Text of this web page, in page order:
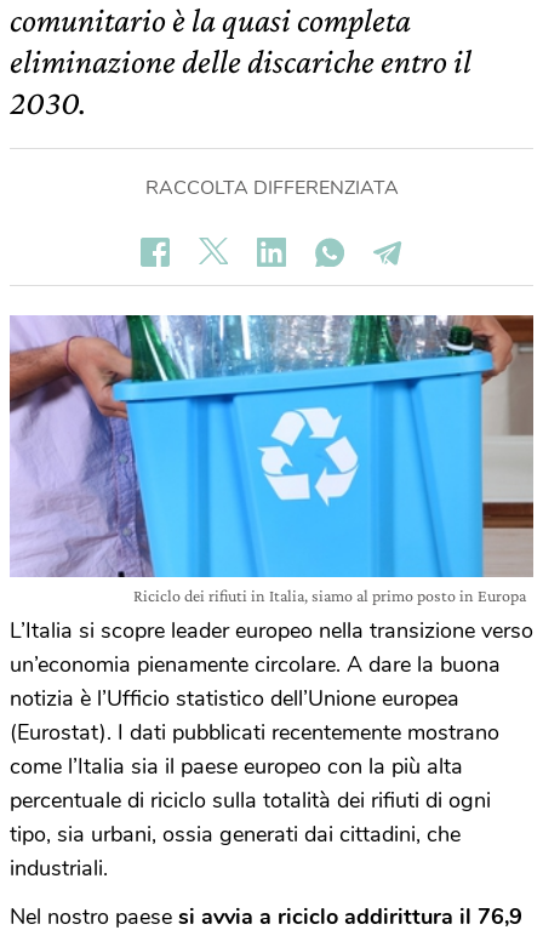
comunitario è la quasi completa
eliminazione delle discariche entro il
2030.
RACCOLTA DIFFERENZIATA
Riciclo dei rifiuti in Italia, siamo al primo posto in Europa
L’Italia si scopre leader europeo nella transizione verso
un’economia pienamente circolare. A dare la buona
notizia è l’Ufficio statistico dell’Unione europea
(Eurostat). I dati pubblicati recentemente mostrano
come l’Italia sia il paese europeo con la più alta
percentuale di riciclo sulla totalità dei rifiuti di ogni
tipo, sia urbani, ossia generati dai cittadini, che
industriali.
Nel nostro paese si avvia a riciclo addirittura il 76,9